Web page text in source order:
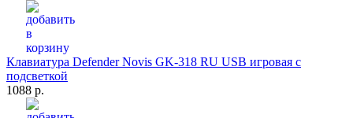
Клавиатура Defender Novis GK-318 RU USB игровая с
подсветкой
1088 р.